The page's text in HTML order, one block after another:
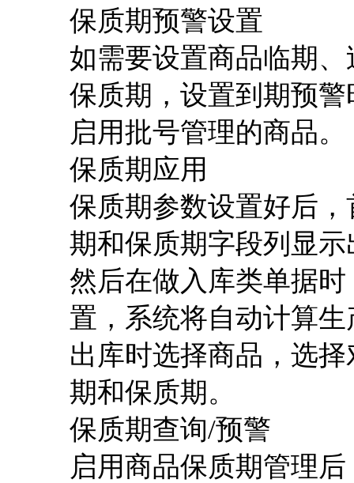
保质期预警设置
如需要设置商品临期
保质期，设置到期预
启用批号管理的商品。
保质期应用
保质期参数设置好后
期和保质期字段列显示
然后在做入库类单据
置，系统将自动计算
出库时选择商品，选
期和保质期。
保质期查询/预警
启用商品保质期管理